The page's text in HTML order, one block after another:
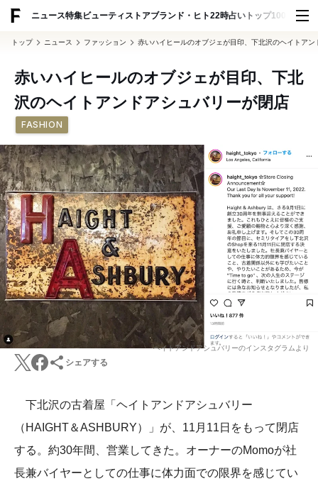
ニュース特集ビューティ ストアブランド・ヒト22時占い トップ100 スナッ
トップ ニュース ファッション 赤いハイヒールのオブジェが目印、下北沢のヘイトアン
赤いハイヒールのオブジェが目印、下北
沢のヘイトアンドアシュバリーが閉店
FASHION
ヘイトアンドアシュバリーのインスタグラムより
シェアする
下北沢の古着屋「ヘイトアンドアシュバリー
（HAIGHT＆ASHBURY）」が、11月11日をもって閉店
する。約30年間、営業してきた。オーナーのMomoが社
長兼バイヤーとしての仕事に体力面での限界を感じてい